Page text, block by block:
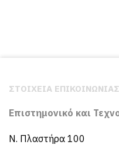
ΣΤΟΙΧΕΙΑ ΕΠΙΚΟΙΝΩΝΙΑΣ
Επιστημονικό και
N. Πλαστήρα 100